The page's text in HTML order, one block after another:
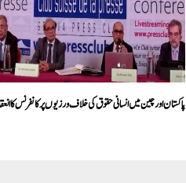
پاکستان اور چین میں انسانی حقوق کی خلاف ورزیوں پر کانفرنس کا